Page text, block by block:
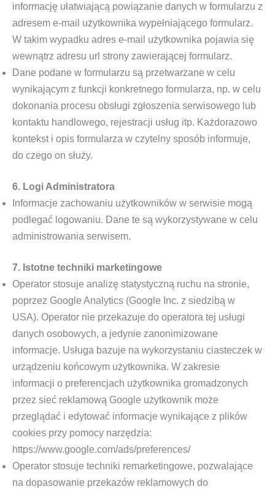
informację ułatwiającą powiązanie danych w formularzu z
adresem e-mail użytkownika wypełniającego formularz.
W takim wypadku adres e-mail użytkownika pojawia się
wewnątrz adresu url strony zawierającej formularz.
Dane podane w formularzu są przetwarzane w celu
wynikającym z funkcji konkretnego formularza, np. w celu
dokonania procesu obsługi zgłoszenia serwisowego lub
kontaktu handlowego, rejestracji usług itp. Każdorazowo
kontekst i opis formularza w czytelny sposób informuje,
do czego on służy.
6. Logi Administratora
Informacje zachowaniu użytkowników w serwisie mogą
podlegać logowaniu. Dane te są wykorzystywane w celu
administrowania serwisem.
7. Istotne techniki marketingowe
Operator stosuje analizę statystyczną ruchu na stronie,
poprzez Google Analytics (Google Inc. z siedzibą w
USA). Operator nie przekazuje do operatora tej usługi
danych osobowych, a jedynie zanonimizowane
informacje. Usługa bazuje na wykorzystaniu ciasteczek w
urządzeniu końcowym użytkownika. W zakresie
informacji o preferencjach użytkownika gromadzonych
przez sieć reklamową Google użytkownik może
przeglądać i edytować informacje wynikające z plików
cookies przy pomocy narzędzia:
https://www.google.com/ads/preferences/
Operator stosuje techniki remarketingowe, pozwalające
na dopasowanie przekazów reklamowych do